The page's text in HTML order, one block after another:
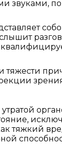
звуками,
тяжкий